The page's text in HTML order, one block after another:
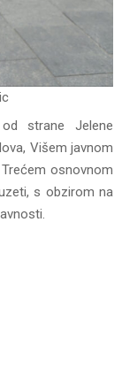
strane Jelene
Višem javnom
osnovnom
s obzirom na